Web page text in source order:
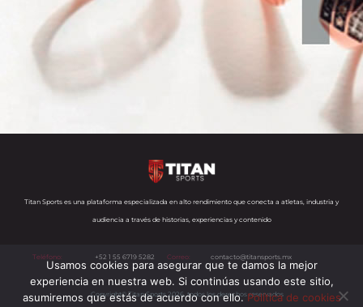
Titan Sports es una plataforma especializada en alto rendimiento que conecta a atletas, industria y
audiencia a través de historias, experiencias y contenido
Teléfono: +52 1 55 6719 5282 Correo: contacto@titansports.mx
Copyright© Titan Sports 2026. todos los derechos reservados
Usamos cookies para asegurar que te damos la mejor
experiencia en nuestra web. Si continúas usando este sitio,
asumiremos que estás de acuerdo con ello.Política de cookies